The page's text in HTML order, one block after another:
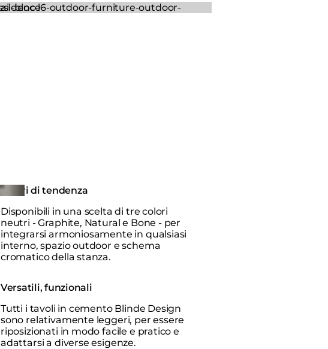
Colori di tendenza
Disponibili in una scelta di tre colori
neutri - Graphite, Natural e Bone - per
integrarsi armoniosamente in qualsiasi
interno, spazio outdoor e schema
cromatico della stanza.
Versatili, funzionali
Tutti i tavoli in cemento Blinde Design
sono relativamente leggeri, per essere
riposizionati in modo facile e pratico e
adattarsi a diverse esigenze.